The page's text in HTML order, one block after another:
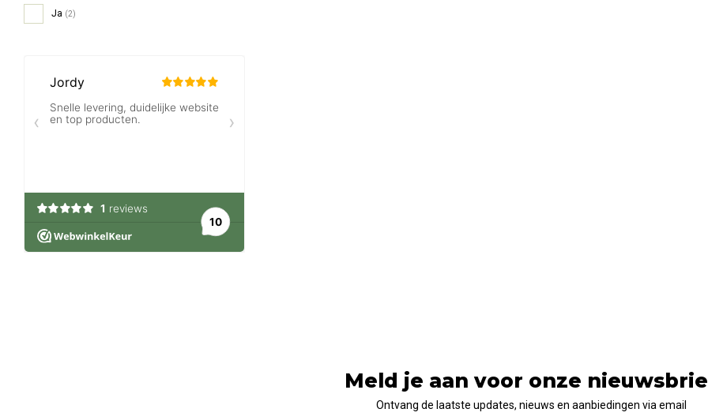
Ja (2)
Meld je aan voor onze
Ontvang de laatste updates, nieuws en aanbiedingen via email